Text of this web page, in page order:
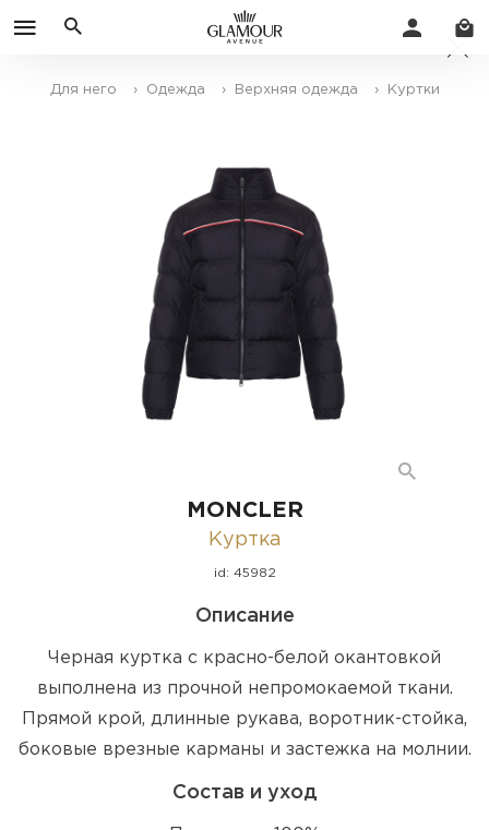
Для него › Одежда › Верхняя одежда › Куртки
MONCLER
Куртка
id: 45982
Описание
Черная куртка с красно-белой окантовкой
выполнена из прочной непромокаемой ткани.
Прямой крой, длинные рукава, воротник-стойка,
боковые врезные карманы и застежка на молнии.
Состав и уход